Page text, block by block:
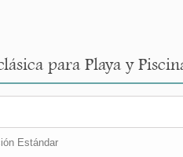
para Playa y
Estándar